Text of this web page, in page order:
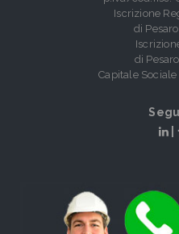
Iscrizione
di
di
Capitale